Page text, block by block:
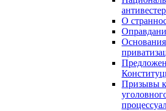
О
Призывы